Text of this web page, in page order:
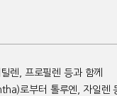
렌, 프로필렌 등과 함께
로부터 톨루엔, 자일렌